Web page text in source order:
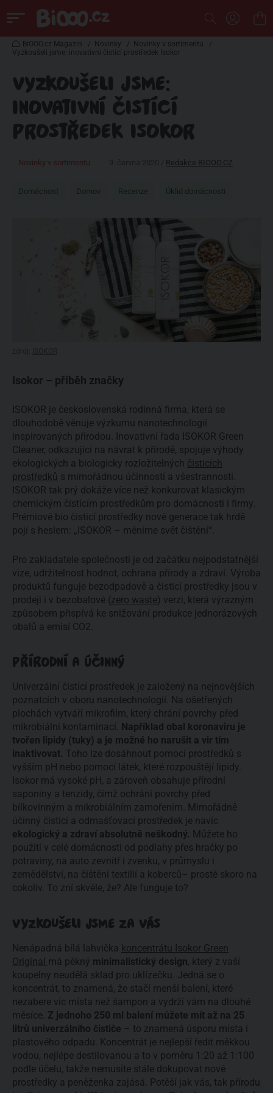
BiOOO.cz Magazin / Novinky / Novinky v sortimentu
/
Vyzkoušeli jsme: inovativní čistící prostředek Isokor
VYZKOUŠELI JSME:
INOVATIVNÍ ČISTÍCÍ
PROSTŘEDEK ISOKOR
Novinky v sortimentu Redakce BIOOO.CZ
Domácnost Domov Recenze Úklid domácnosti
Isokor – příběh značky
ISOKOR je československá rodinná firma, která se
dlouhodobě věnuje výzkumu nanotechnologií
inspirovaných přírodou. Inovativní řada ISOKOR Green
Cleaner, odkazující na návrat k přírodě, spojuje výhody
ekologických a biologicky rozložitelných čisticích
prostředků s mimořádnou účinností a všestranností.
ISOKOR tak prý dokáže více než konkurovat klasickým
chemickým čistícím prostředkům pro domácnosti i firmy.
Prémiové bio čisticí prostředky nové generace tak hrdě
pojí s heslem: „ISOKOR – měníme svět čištění“.
Pro zakladatele společnosti je od začátku nejpodstatnější
vize, udržitelnost hodnot, ochrana přírody a zdraví. Výroba
produktů funguje bezodpadově a čisticí prostředky jsou v
prodeji i v bezobalové (zero waste) verzi, která výrazným
způsobem přispívá ke snižování produkce jednorázových
obalů a emisí CO2.
PŘÍRODNÍ A ÚČINNÝ
Univerzální čistící prostředek je založený na nejnovějších
poznatcích v oboru nanotechnologií. Na ošetřených
plochách vytváří mikrofilm, který chrání povrchy před
mikrobiální kontaminací.
Například obal koronaviru je
tvořen lipidy (tuky) a je možné ho narušit a vir tím
inaktivovat. Toho lze dosáhnout pomocí prostředků s
vyšším pH nebo pomocí látek, které rozpouštějí lipidy.
Isokor má vysoké pH, a zároveň obsahuje přírodní
saponiny a tenzidy, čímž ochrání povrchy před
bílkovinným a mikrobiálním zamořením. Mimořádně
účinný čisticí a odmašťovací prostředek je navíc
ekologický a zdraví absolutně neškodný. Můžete ho
použití v celé domácnosti od podlahy přes hračky po
potraviny, na auto zevnitř i zvenku, v průmyslu i
zemědělství, na čištění textilií a koberců– prostě skoro na
cokoliv. To zní skvěle, že? Ale funguje to?
VYZKOUŠELI JSME ZA VÁS
Nenápadná bílá lahvička koncentrátu Isokor Green
Original má pěkný minimalistický design, který z vaší
koupelny neudělá sklad pro uklízečku. Jedná se o
koncentrát, to znamená, že stačí menší balení, které
nezabere víc místa než šampon a vydrží vám na dlouhé
měsíce. Z jednoho 250 ml balení můžete mít až na 25
litrů univerzálního čističe – to znamená úsporu místa i
plastového odpadu. Koncentrát je nejlepší ředit měkkou
vodou, nejlépe destilovanou a to v poměru 1:20 až 1:100
podle účelu, takže nemusíte stále dokupovat nové
prostředky a peněženka zajásá. Potěší jak vás, tak přírodu